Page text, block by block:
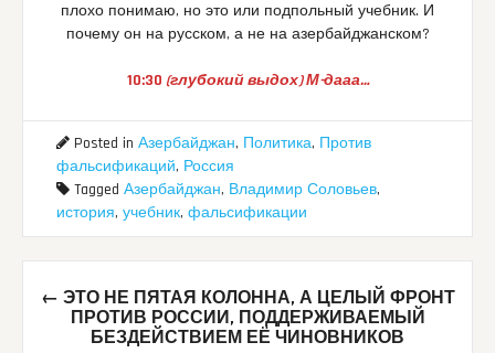
плохо понимаю, но это или подпольный учебник. И
почему он на русском, а не на азербайджанском?
10:30 (глубокий выдох) М-дааа…
Posted in Азербайджан, Политика, Против
фальсификаций, Россия
Tagged Азербайджан, Владимир Соловьев,
история, учебник, фальсификации
Post
navigation
← ЭТО НЕ ПЯТАЯ КОЛОННА, А ЦЕЛЫЙ ФРОНТ
ПРОТИВ РОССИИ, ПОДДЕРЖИВАЕМЫЙ
БЕЗДЕЙСТВИЕМ ЕЁ ЧИНОВНИКОВ